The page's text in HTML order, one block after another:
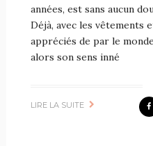
années, est sans aucun
Déjà, avec les vêtements
appréciés de par le
alors son sens inné
LIRE LA SUITE